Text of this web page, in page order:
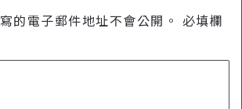
的電子郵件地址不會公開。 必填欄